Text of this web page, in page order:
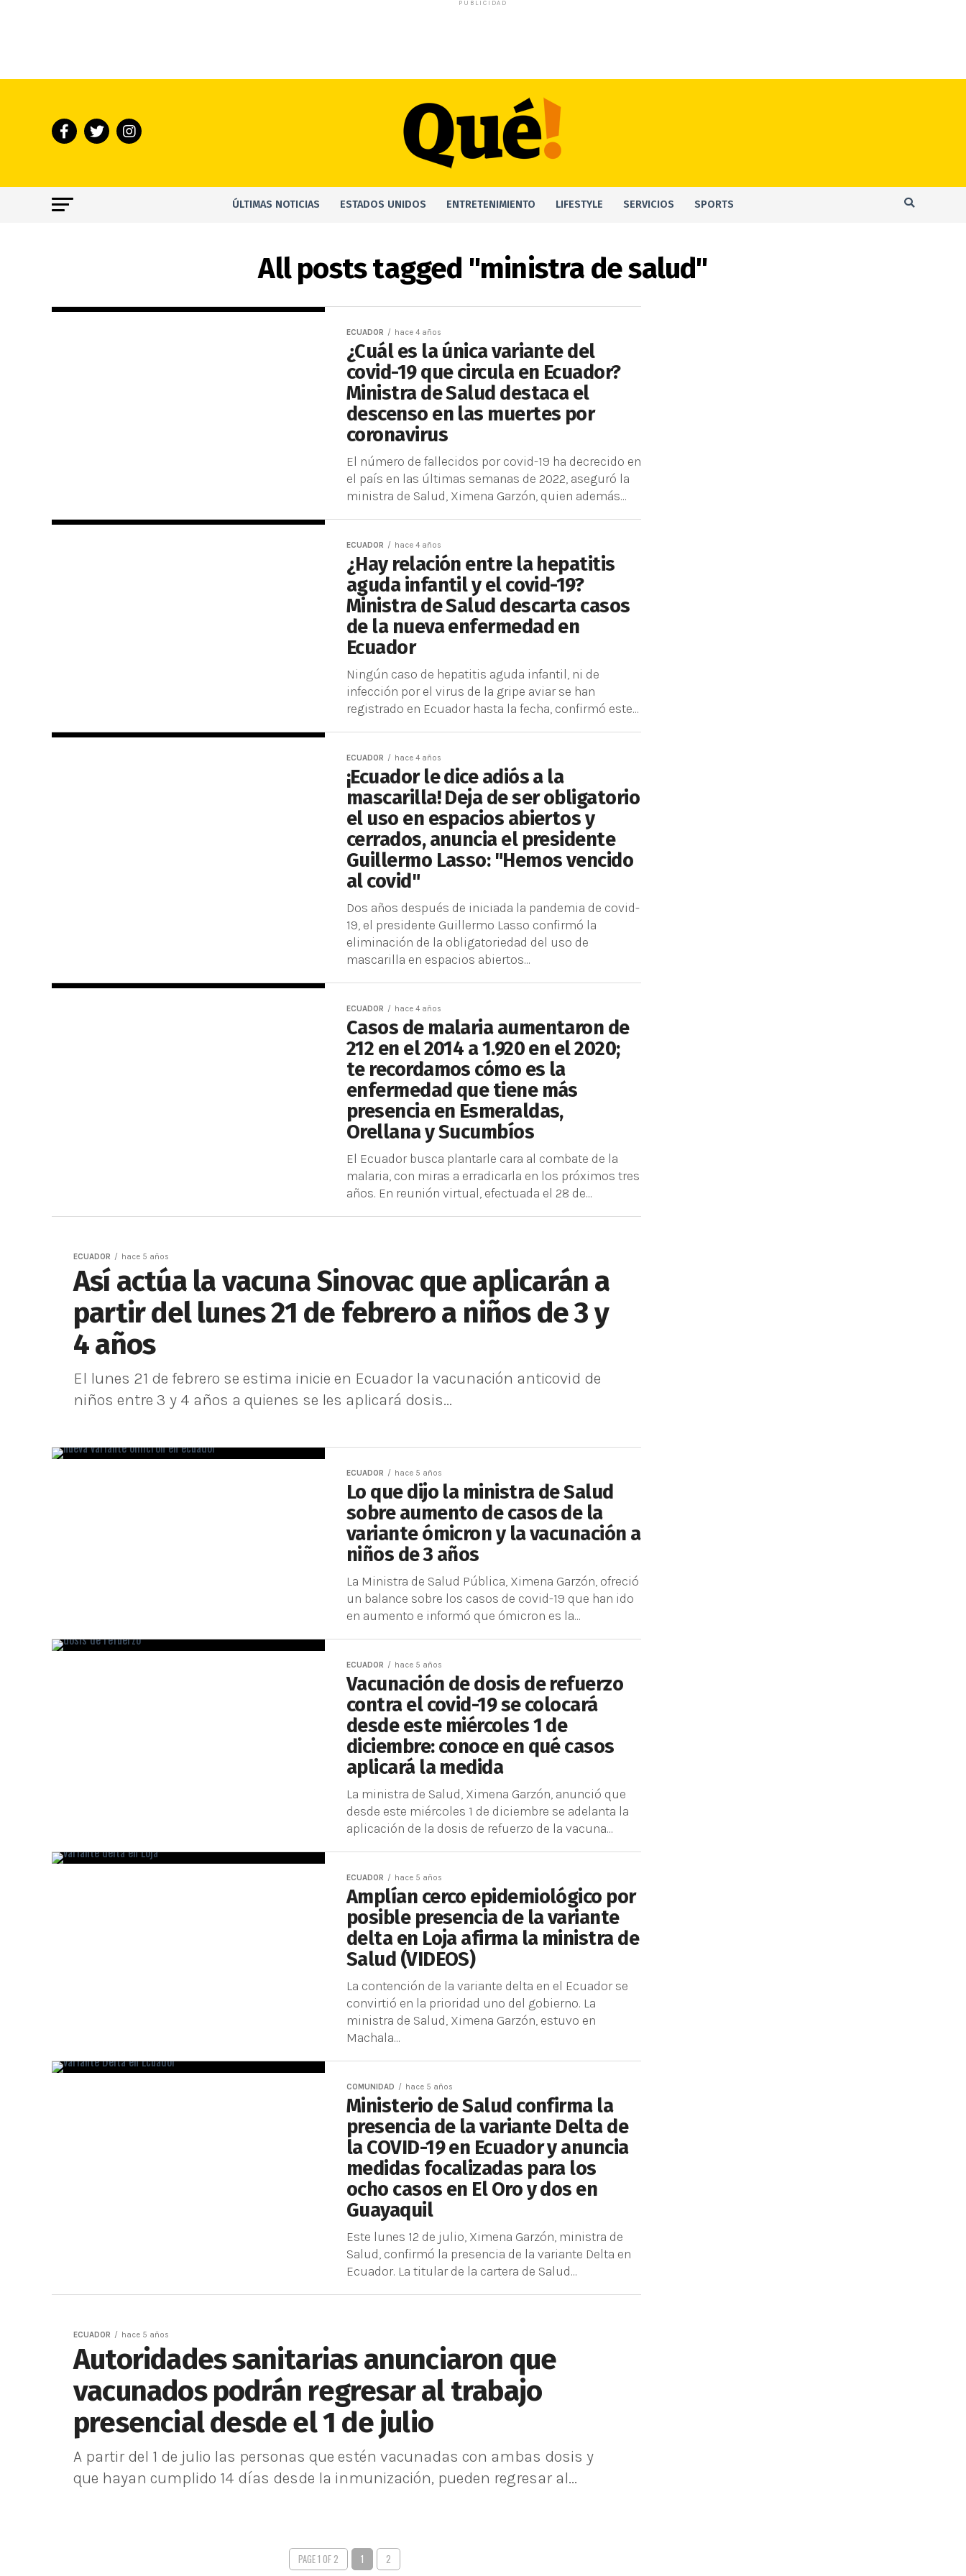
PUBLICIDAD
ÚLTIMAS NOTICIAS ESTADOS UNIDOS ENTRETENIMIENTO LIFESTYLE SERVICIOS SPORTS
All posts tagged "ministra de salud"
ECUADOR hace 4 años
¿Cuál es la única variante del
covid-19 que circula en Ecuador?
Ministra de Salud destaca el
descenso en las muertes por
coronavirus
El número de fallecidos por covid-19 ha decrecido en
el país en las últimas semanas de 2022, aseguró la
ministra de Salud, Ximena Garzón, quien además...
ECUADOR hace 4 años
¿Hay relación entre la hepatitis
aguda infantil y el covid-19?
Ministra de Salud descarta casos
de la nueva enfermedad en
Ecuador
Ningún caso de hepatitis aguda infantil, ni de
infección por el virus de la gripe aviar se han
registrado en Ecuador hasta la fecha, confirmó este...
ECUADOR hace 4 años
¡Ecuador le dice adiós a la
mascarilla! Deja de ser obligatorio
el uso en espacios abiertos y
cerrados, anuncia el presidente
Guillermo Lasso: "Hemos vencido
al covid"
Dos años después de iniciada la pandemia de covid-
19, el presidente Guillermo Lasso confirmó la
eliminación de la obligatoriedad del uso de
mascarilla en espacios abiertos...
ECUADOR hace 4 años
Casos de malaria aumentaron de
212 en el 2014 a 1.920 en el 2020;
te recordamos cómo es la
enfermedad que tiene más
presencia en Esmeraldas,
Orellana y Sucumbíos
El Ecuador busca plantarle cara al combate de la
malaria, con miras a erradicarla en los próximos tres
años. En reunión virtual, efectuada el 28 de...
ECUADOR hace 5 años
Así actúa la vacuna Sinovac que aplicarán a
partir del lunes 21 de febrero a niños de 3 y
4 años
El lunes 21 de febrero se estima inicie en Ecuador la vacunación anticovid de
niños entre 3 y 4 años a quienes se les aplicará dosis...
ECUADOR hace 5 años
Lo que dijo la ministra de Salud
sobre aumento de casos de la
variante ómicron y la vacunación a
niños de 3 años
La Ministra de Salud Pública, Ximena Garzón, ofreció
un balance sobre los casos de covid-19 que han ido
en aumento e informó que ómicron es la...
ECUADOR hace 5 años
Vacunación de dosis de refuerzo
contra el covid-19 se colocará
desde este miércoles 1 de
diciembre: conoce en qué casos
aplicará la medida
La ministra de Salud, Ximena Garzón, anunció que
desde este miércoles 1 de diciembre se adelanta la
aplicación de la dosis de refuerzo de la vacuna...
ECUADOR hace 5 años
Amplían cerco epidemiológico por
posible presencia de la variante
delta en Loja afirma la ministra de
Salud (VIDEOS)
La contención de la variante delta en el Ecuador se
convirtió en la prioridad uno del gobierno. La
ministra de Salud, Ximena Garzón, estuvo en
Machala...
COMUNIDAD hace 5 años
Ministerio de Salud confirma la
presencia de la variante Delta de
la COVID-19 en Ecuador y anuncia
medidas focalizadas para los
ocho casos en El Oro y dos en
Guayaquil
Este lunes 12 de julio, Ximena Garzón, ministra de
Salud, confirmó la presencia de la variante Delta en
Ecuador. La titular de la cartera de Salud...
ECUADOR hace 5 años
Autoridades sanitarias anunciaron que
vacunados podrán regresar al trabajo
presencial desde el 1 de julio
A partir del 1 de julio las personas que estén vacunadas con ambas dosis y
que hayan cumplido 14 días desde la inmunización, pueden regresar al...
PAGE 1 OF 2 1 2